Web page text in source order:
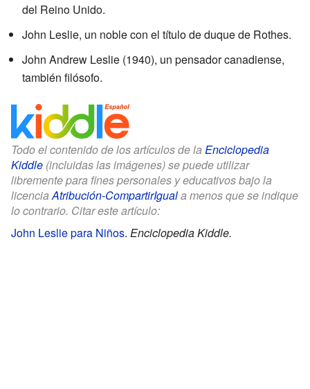
del Reino Unido.
John Leslie, un noble con el título de duque de Rothes.
John Andrew Leslie (1940), un pensador canadiense,
también filósofo.
Todo el contenido de los artículos de la Enciclopedia
Kiddle (incluidas las imágenes) se puede utilizar
libremente para fines personales y educativos bajo la
licenciaAtribución-CompartirIguala menos que se indique
lo contrario. Citar este artículo:
John Leslie para Niños. Enciclopedia Kiddle.